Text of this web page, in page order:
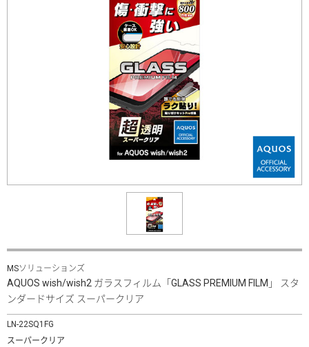
MSソリューションズ
AQUOS wish/wish2 ガラスフィルム「GLASS PREMIUM FILM」 スタ
ンダードサイズ スーパークリア
LN-22SQ1FG
スーパークリア